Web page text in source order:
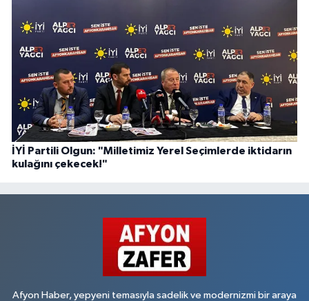
İYİ Partili Olgun: "Milletimiz Yerel Seçimlerde iktidarın
kulağını çekecek!"
Afyon Haber, yepyeni temasıyla sadelik ve modernizmi bir araya